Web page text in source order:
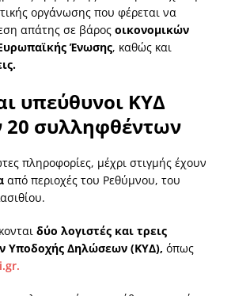
οργάνωσης που φέρεται να
απάτης σε βάρος οικονομικών
Ένωσης, καθώς και
υπεύθυνοι ΚΥΔ
20 συλληφθέντων
πληροφορίες, μέχρι στιγμής έχουν
από περιοχές του Ρεθύμνου, του
δύο λογιστές και τρεις
Υποδοχής Δηλώσεων (ΚΥΔ), όπως